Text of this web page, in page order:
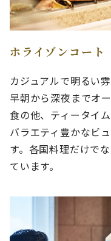
ホライゾンコート
カジュアルで明るい
早朝から深夜までオ
食の他、ティータイ
バラエティ豊かなビ
す。各国料理だけで
ています。